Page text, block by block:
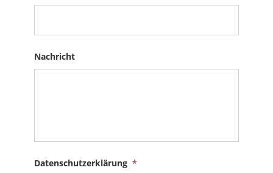
Nachricht
Datenschutzerklärung *